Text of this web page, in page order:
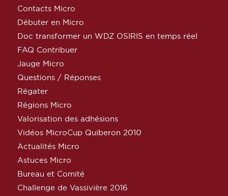
Contacts Micro
Débuter en Micro
Doc transformer un WDZ OSIRIS en temps réel
FAQ Contribuer
Jauge Micro
Questions / Réponses
Régater
Régions Micro
Valorisation des adhésions
Vidéos MicroCup Quiberon 2010
Actualités Micro
Astuces Micro
Bureau et Comité
Challenge de Vassivière 2016